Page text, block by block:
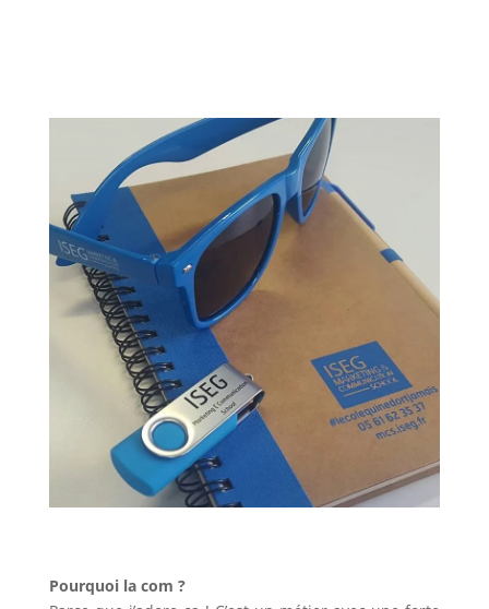
Pourquoi la com ?